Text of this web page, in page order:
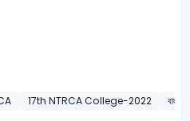
17th NTRCA College-2022 বাংলা